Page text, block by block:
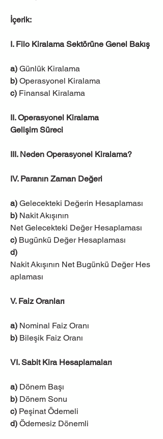
İçerik:
I. Filo Kiralama Sektörüne Genel Bakış
a) Günlük Kiralama
b) Operasyonel Kiralama
c) Finansal Kiralama
II. Operasyonel Kiralama
Gelişim Süreci
III. Neden Operasyonel Kiralama?
IV. Paranın Zaman Değeri
a) Gelecekteki Değerin Hesaplaması
b) Nakit Akışının
Net Gelecekteki Değer Hesaplaması
c) Bugünkü Değer Hesaplaması
d)
Nakit Akışının Net Bugünkü Değer Hes
aplaması
V. Faiz Oranları
a) Nominal Faiz Oranı
b) Bileşik Faiz Oranı
VI. Sabit Kira Hesaplamaları
a) Dönem Başı
b) Dönem Sonu
c) Peşinat Ödemeli
d) Ödemesiz Dönemli